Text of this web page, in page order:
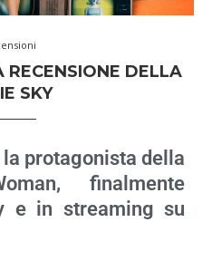
DELLA
SKY
protagonista della
finalmente
e in streaming su